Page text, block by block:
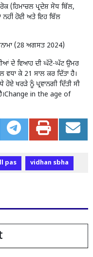
(ਹਿਮਾਚਲ ਪ੍ਰਦੇਸ਼ ਸੋਧ ਬਿੱਲ,
ਨਹੀਂ ਹੋਈ ਅਤੇ ਇਹ ਬਿੱਲ
(28 ਅਗਸਤ 2024)
ਦੇ ਵਿਆਹ ਦੀ ਘੱਟੋ-ਘੱਟ ਉਮਰ
ਕੇ 21 ਸਾਲ ਕਰ ਦਿੱਤਾ ਹੈ।
ਖਰੜੇ ਨੂੰ ਪ੍ਰਵਾਨਗੀ ਦਿੱਤੀ ਸੀ
in the age of
pas vidhan sbha